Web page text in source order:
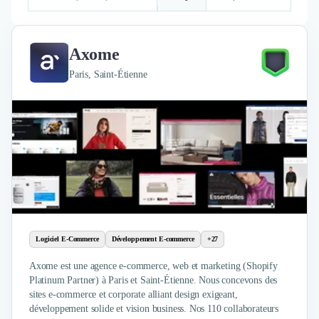
Communication
Influence Marketing
Veille commerciale
Photographie
Salons
Études Marketing
Présentations PowerPoint
SMS Marketing
Email Marketing
Data Marketing
Logiciel Marketing
Assurance
Subventions & Aides
Levée de fonds
Droit des Affaires
Axome
Paris, Saint-Étienne
Logiciel E-Commerce Développement E-commerce +27
Axome est une agence e-commerce, web et marketing (Shopify
Platinum Partner) à Paris et Saint-Étienne. Nous concevons des
sites e-commerce et corporate alliant design exigeant,
développement solide et vision business. Nos 110 collaborateurs